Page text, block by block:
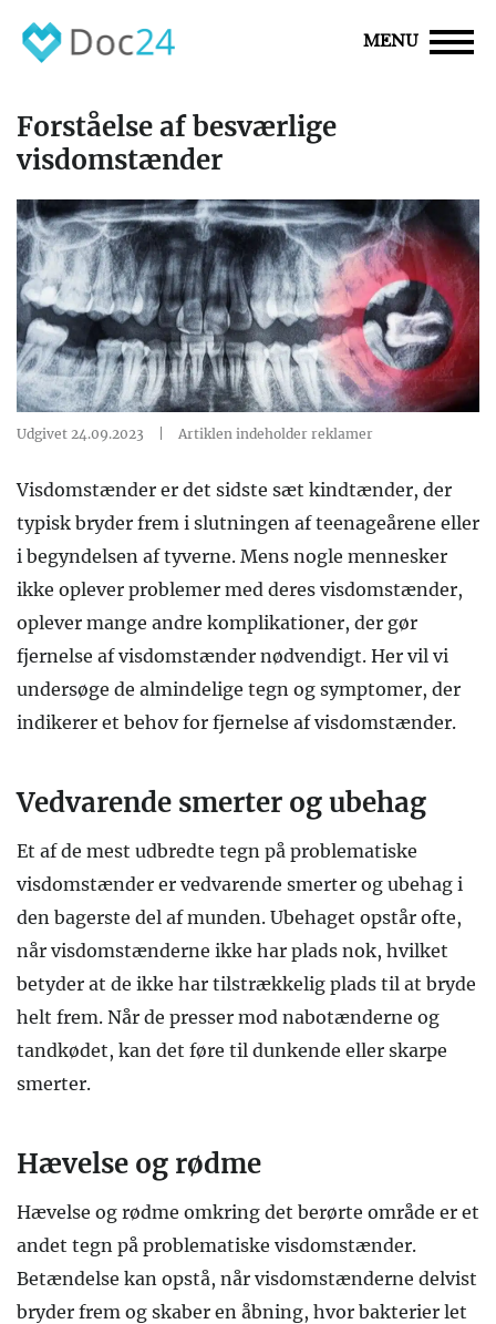
MENU
Forståelse af besværlige
visdomstænder
Udgivet 24.09.2023 Artiklen indeholder reklamer
Visdomstænder er det sidste sæt kindtænder, der
typisk bryder frem i slutningen af teenageårene eller
i begyndelsen af tyverne. Mens nogle mennesker
ikke oplever problemer med deres visdomstænder,
oplever mange andre komplikationer, der gør
fjernelse af visdomstænder nødvendigt. Her vil vi
undersøge de almindelige tegn og symptomer, der
indikerer et behov for fjernelse af visdomstænder.
Vedvarende smerter og ubehag
Et af de mest udbredte tegn på problematiske
visdomstænder er vedvarende smerter og ubehag i
den bagerste del af munden. Ubehaget opstår ofte,
når visdomstænderne ikke har plads nok, hvilket
betyder at de ikke har tilstrækkelig plads til at bryde
helt frem. Når de presser mod nabotænderne og
tandkødet, kan det føre til dunkende eller skarpe
smerter.
Hævelse og rødme
Hævelse og rødme omkring det berørte område er et
andet tegn på problematiske visdomstænder.
Betændelse kan opstå, når visdomstænderne delvist
bryder frem og skaber en åbning, hvor bakterier let